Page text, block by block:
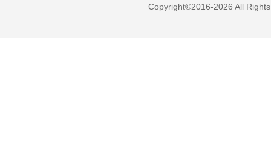
Copyright©2016-2026 All